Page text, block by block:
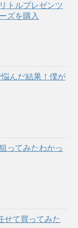
トルプレゼンツ
ズを購入
んだ結果！僕が
ってみたわかっ
せて買ってみた